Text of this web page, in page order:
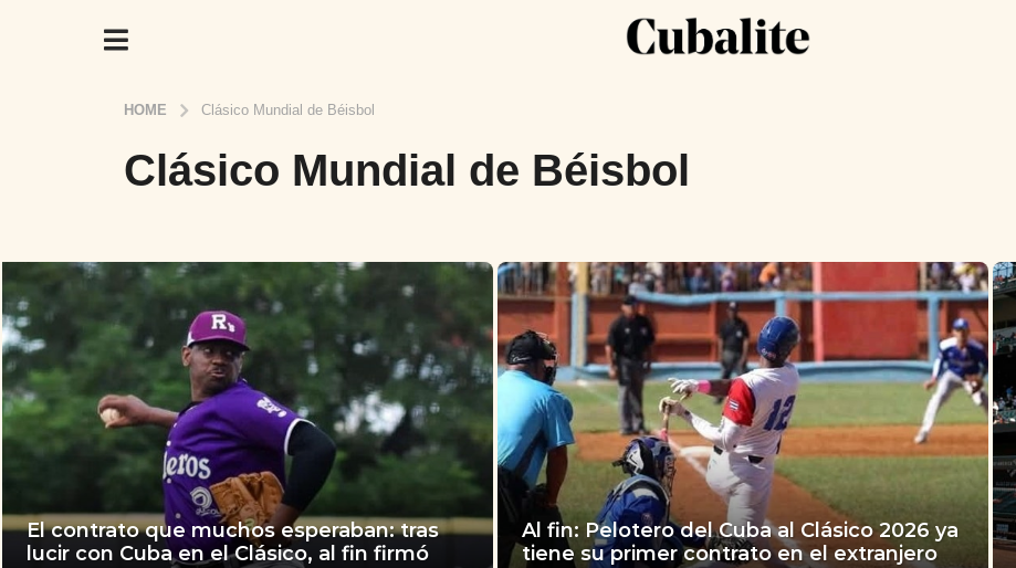
HOME Clásico Mundial de Béisbol
Clásico Mundial de Béisbol
El contrato que muchos esperaban: tras
lucir con Cuba en el Clásico, al fin firmó
Al fin: Pelotero del Cuba al Clásico 2026 ya
tiene su primer contrato en el extranjero